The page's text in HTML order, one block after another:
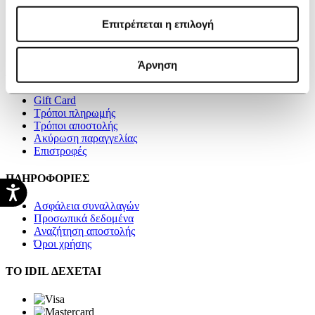
Επιτρέπεται η επιλογή
Άρνηση
Καταστήματα
Επικοινωνία
Gift Card
Τρόποι πληρωμής
Τρόποι αποστολής
Ακύρωση παραγγελίας
Επιστροφές
ΠΛΗΡΟΦΟΡΙΕΣ
Ασφάλεια συναλλαγών
Προσωπικά δεδομένα
Αναζήτηση αποστολής
Όροι χρήσης
ΤΟ IDIL ΔΕΧΕΤΑΙ